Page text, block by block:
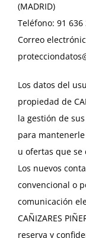
(MADRID)
Teléfono: 91 636
Correo
Los datos del
propiedad de
la gestión de
para
u ofertas que
Los nuevos
convencional o
comunicación
CAÑIZARES
reserva y